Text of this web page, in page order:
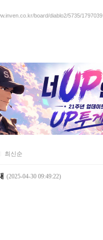
board/diablo2/5735/1797039
최신순
(2025-04-30 09:49:22)